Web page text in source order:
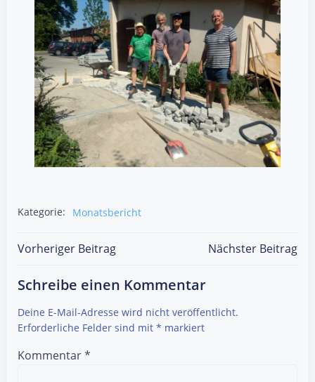
Kategorie: Monatsbericht
Post
navigation
Vorheriger Beitrag
Post
navigation
Nächster Beitrag
Schreibe einen Kommentar
Deine E-Mail-Adresse wird nicht veröffentlicht.
Erforderliche Felder sind mit * markiert
Kommentar*